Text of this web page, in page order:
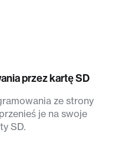
przez kartę SD
ze strony
je na swoje
SD.